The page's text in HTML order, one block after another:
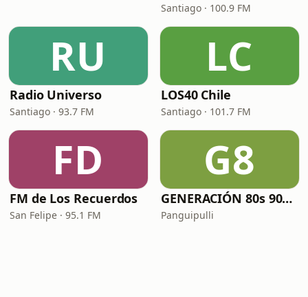
Santiago · 100.9 FM
RU
Radio Universo
Santiago · 93.7 FM
LC
LOS40 Chile
Santiago · 101.7 FM
FD
FM de Los Recuerdos
San Felipe · 95.1 FM
G8
GENERACIÓN 80s 90s Neltume Chile Radio
Panguipulli